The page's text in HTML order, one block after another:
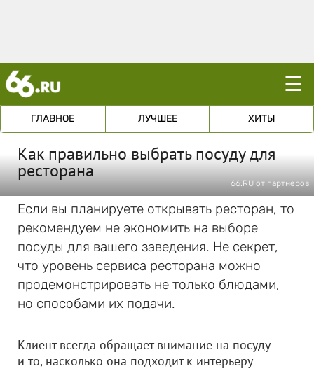
☰
ГЛАВНОЕ ЛУЧШЕЕ ХИТЫ
Как правильно выбрать посуду для
ресторана
66.RU от партнеров
Если вы планируете открывать ресторан, то
рекомендуем не экономить на выборе
посуды для вашего заведения. Не секрет,
что уровень сервиса ресторана можно
продемонстрировать не только блюдами,
но способами их подачи.
Клиент всегда обращает внимание на посуду
и то, насколько она подходит к интерьеру